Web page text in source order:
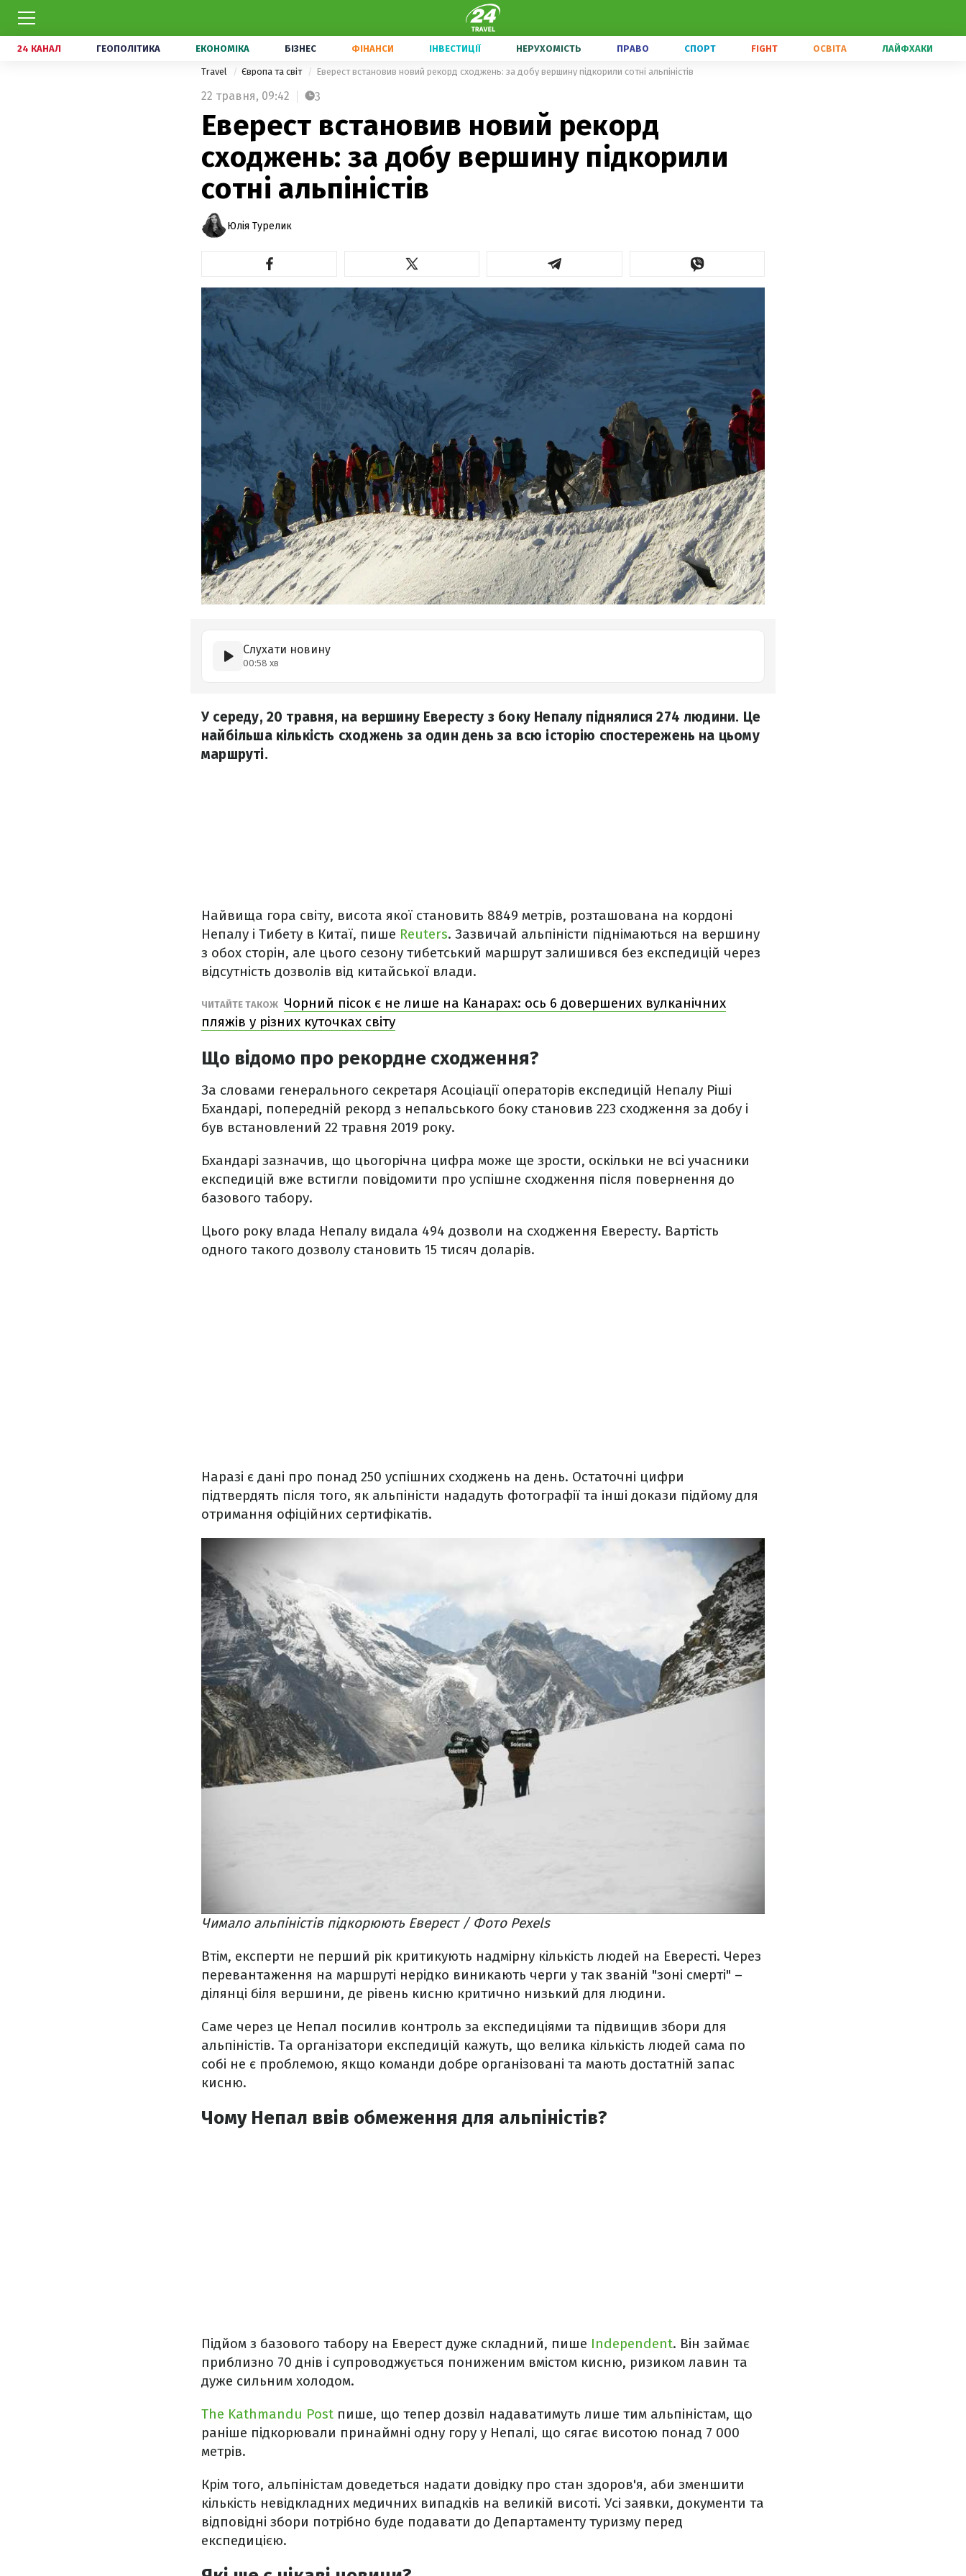
24 КАНАЛ ГЕОПОЛІТИКА ЕКОНОМІКА БІЗНЕС ФІНАНСИ ІНВЕСТИЦІЇ НЕРУХОМІСТЬ ПРАВО СПОРТ FIGHT ОСВІТА ЛАЙФХАКИ
Travel Європа та світ Еверест встановив новий рекорд сходжень: за добу вершину підкорили сотні альпіністів
22 травня, 09:42 3
Еверест встановив новий рекорд
сходжень: за добу вершину підкорили
сотні альпіністів
Юлія Турелик
Слухати новину
00:58 хв
У середу, 20 травня, на вершину Евересту з боку Непалу піднялися 274 людини. Це
найбільша кількість сходжень за один день за всю історію спостережень на цьому
маршруті.
Найвища гора світу, висота якої становить 8849 метрів, розташована на кордоні
Непалу і Тибету в Китаї, пише Reuters. Зазвичай альпіністи піднімаються на вершину
з обох сторін, але цього сезону тибетський маршрут залишився без експедицій через
відсутність дозволів від китайської влади.
ЧИТАЙТЕ ТАКОЖ Чорний пісок є не лише на Канарах: ось 6 довершених вулканічних
пляжів у різних куточках світу
Що відомо про рекордне сходження?
За словами генерального секретаря Асоціації операторів експедицій Непалу Ріші
Бхандарі, попередній рекорд з непальського боку становив 223 сходження за добу і
був встановлений 22 травня 2019 року.
Бхандарі зазначив, що цьогорічна цифра може ще зрости, оскільки не всі учасники
експедицій вже встигли повідомити про успішне сходження після повернення до
базового табору.
Цього року влада Непалу видала 494 дозволи на сходження Евересту. Вартість
одного такого дозволу становить 15 тисяч доларів.
Наразі є дані про понад 250 успішних сходжень на день. Остаточні цифри
підтвердять після того, як альпіністи нададуть фотографії та інші докази підйому для
отримання офіційних сертифікатів.
Чимало альпіністів підкорюють Еверест / Фото Pexels
Втім, експерти не перший рік критикують надмірну кількість людей на Евересті. Через
перевантаження на маршруті нерідко виникають черги у так званій "зоні смерті" –
ділянці біля вершини, де рівень кисню критично низький для людини.
Саме через це Непал посилив контроль за експедиціями та підвищив збори для
альпіністів. Та організатори експедицій кажуть, що велика кількість людей сама по
собі не є проблемою, якщо команди добре організовані та мають достатній запас
кисню.
Чому Непал ввів обмеження для альпіністів?
Підйом з базового табору на Еверест дуже складний, пише Independent. Він займає
приблизно 70 днів і супроводжується пониженим вмістом кисню, ризиком лавин та
дуже сильним холодом.
The Kathmandu Post пише, що тепер дозвіл надаватимуть лише тим альпіністам, що
раніше підкорювали принаймні одну гору у Непалі, що сягає висотою понад 7 000
метрів.
Крім того, альпіністам доведеться надати довідку про стан здоров'я, аби зменшити
кількість невідкладних медичних випадків на великій висоті. Усі заявки, документи та
відповідні збори потрібно буде подавати до Департаменту туризму перед
експедицією.